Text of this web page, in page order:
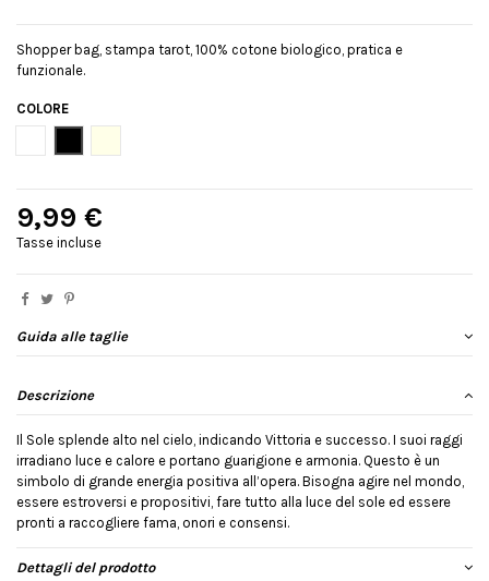
Shopper bag, stampa tarot, 100% cotone biologico, pratica e
funzionale.
COLORE
9,99 €
Tasse incluse
Guida alle taglie
Descrizione
Il Sole splende alto nel cielo, indicando Vittoria e successo. I suoi raggi
irradiano luce e calore e portano guarigione e armonia. Questo è un
simbolo di grande energia positiva all’opera. Bisogna agire nel mondo,
essere estroversi e propositivi, fare tutto alla luce del sole ed essere
pronti a raccogliere fama, onori e consensi.
Dettagli del prodotto